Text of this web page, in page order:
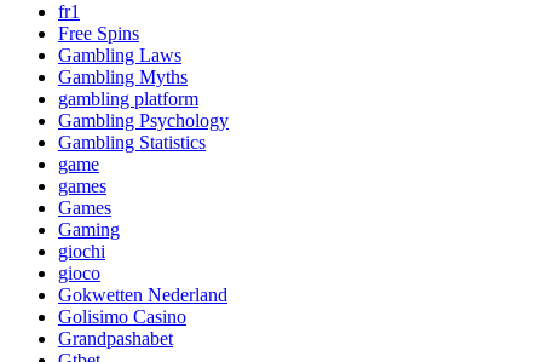
fr1
Free Spins
Gambling Laws
Gambling Myths
gambling platform
Gambling Psychology
Gambling Statistics
game
games
Games
Gaming
giochi
gioco
Gokwetten Nederland
Golisimo Casino
Grandpashabet